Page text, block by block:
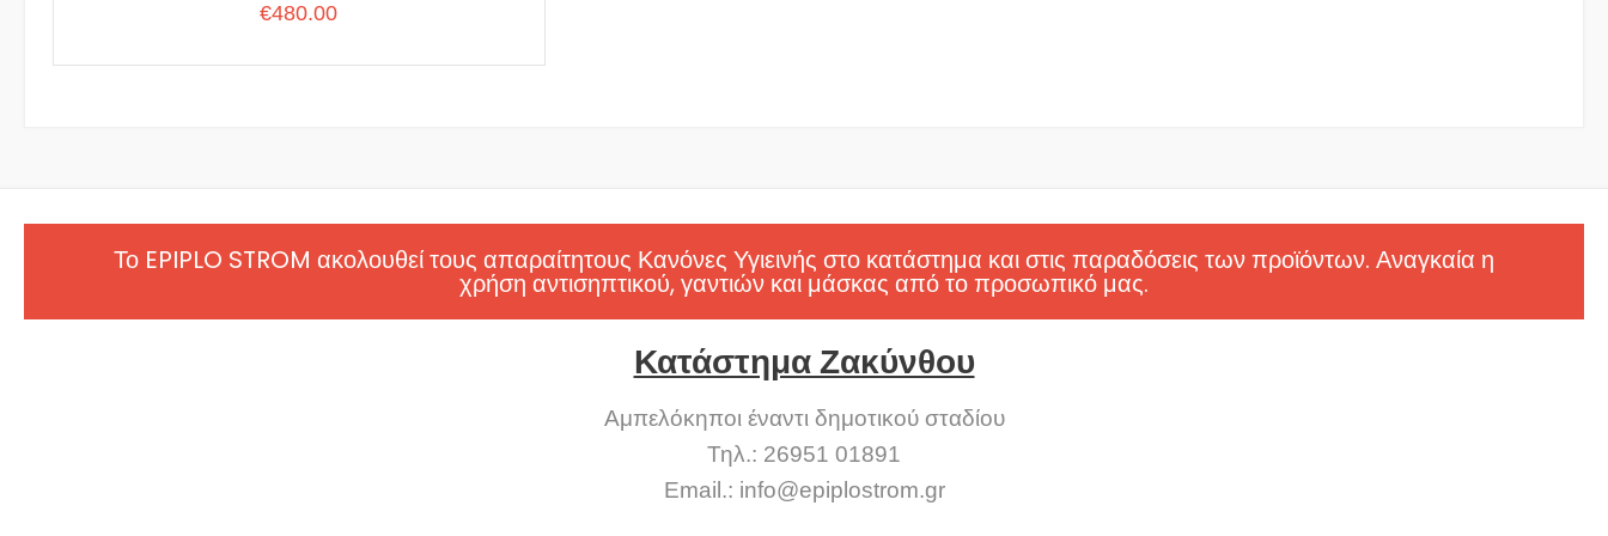
€480.00
Το EPIPLO STROM ακολουθεί τους απαραίτητους Κανόνες Υγιεινής στο κατάστημα και στις παραδόσεις των προϊόντων. Αναγκαία η
χρήση αντισηπτικού, γαντιών και μάσκας από το προσωπικό μας.
Κατάστημα Ζακύνθου
Αμπελόκηποι έναντι δημοτικού σταδίου
Τηλ.: 26951 01891
Email.: info@epiplostrom.gr